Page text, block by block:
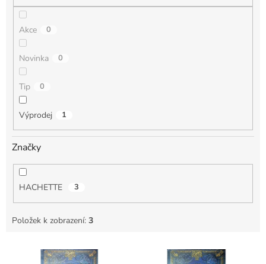
Akce 0
Novinka 0
Tip 0
Výprodej 1
Značky
HACHETTE 3
Položek k zobrazení: 3